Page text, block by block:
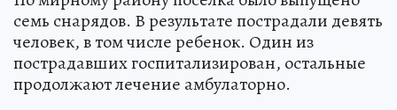
семь снарядов. В результате пострадали девять
человек, в том числе ребенок. Один из
пострадавших госпитализирован, остальные
продолжают лечение амбулаторно.